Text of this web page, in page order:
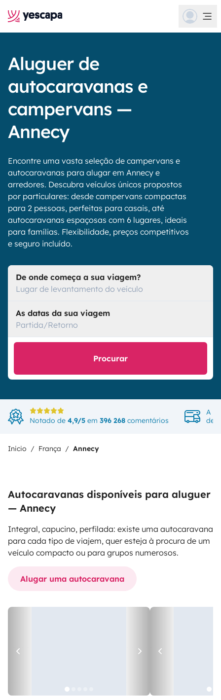
Aluguer de
autocaravanas e
campervans —
Annecy
Encontre uma vasta seleção de campervans e
autocaravanas para alugar em Annecy e
arredores. Descubra veículos únicos propostos
por particulares: desde campervans compactas
para 2 pessoas, perfeitas para casais, até
autocaravanas espaçosas com 6 lugares, ideais
para famílias. Flexibilidade, preços competitivos
e seguro incluído.
De onde começa a sua viagem?
Lugar de levantamento do veículo
As datas da sua viagem
Partida/Retorno
Procurar
Notado de 4,9/5 em 396 268 comentários
A
de
Inicio França Annecy
Autocaravanas disponíveis para aluguer
— Annecy
Integral, capucino, perfilada: existe uma autocaravana
para cada tipo de viajem, quer esteja à procura de um
veículo compacto ou para grupos numerosos.
Alugar uma autocaravana